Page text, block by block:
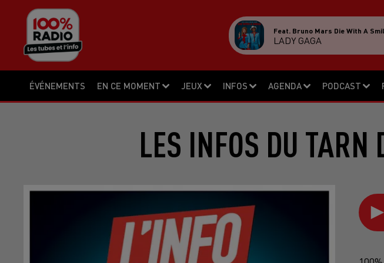
ÉVÉNEMENTS EN CE MOMENT JEUX INFOS AGENDA PODCAST
Feat. Bruno Mars Die With A
LADY GAGA
LES INFOS DU